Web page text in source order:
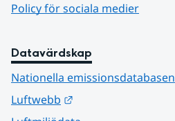
Policy för sociala medier
Datavärdskap
Nationella emissionsdatabasen
Luftwebb